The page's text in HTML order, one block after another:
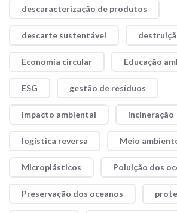
descaracterização de produtos
descarte sustentável
Economia circular Educação
ESG gestão de resíduos
Impacto ambiental incineração
logística reversa Meio
Microplásticos Poluição dos
Preservação dos oceanos